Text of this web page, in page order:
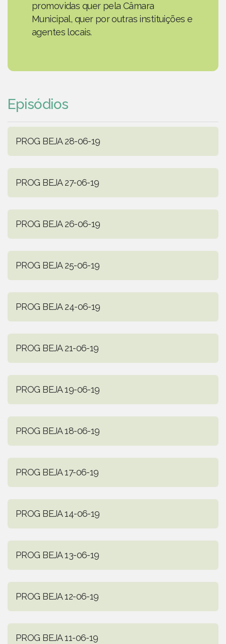
promovidas quer pela Câmara
Municipal, quer por outras instituições e
agentes locais.
Episódios
PROG BEJA 28-06-19
PROG BEJA 27-06-19
PROG BEJA 26-06-19
PROG BEJA 25-06-19
PROG BEJA 24-06-19
PROG BEJA 21-06-19
PROG BEJA 19-06-19
PROG BEJA 18-06-19
PROG BEJA 17-06-19
PROG BEJA 14-06-19
PROG BEJA 13-06-19
PROG BEJA 12-06-19
PROG BEJA 11-06-19